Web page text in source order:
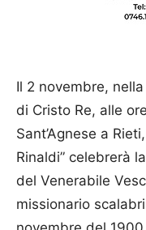
Il 2 novembre,
di Cristo Re, alle
Sant’Agnese a
Rinaldi” celebrerà
del Venerabile
missionario